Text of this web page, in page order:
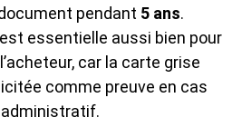
pendant 5 ans.
essentielle aussi bien pour
car la carte grise
comme preuve en cas